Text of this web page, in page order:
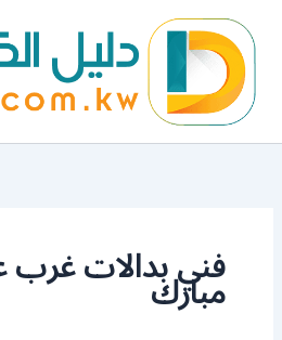
المحتوى
فني بدالات غرب
مبارك